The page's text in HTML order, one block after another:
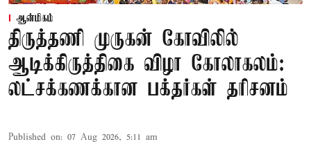
ஆன்மிகம்
திருத்தணி முருகன் கோவிலில்
ஆடிக்கிருத்திகை விழா கோலாகலம்:
லட்சக்கணக்கான பக்தர்கள் தரிசனம்
Published on: 07 Aug 2026, 5:11 am